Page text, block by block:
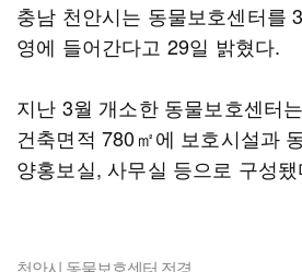
충남 천안시는 동물보호센터를
영에 들어간다고 29일 밝혔다.
지난 3월 개소한 동물보호센터
건축면적 780㎡에 보호시설과
양홍보실, 사무실 등으로 구성
천안시 동물보호센터 전경.